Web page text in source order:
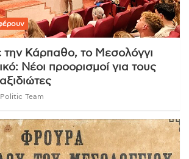
Κάρπαθο, το Μεσολόγγι
Νέοι προορισμοί για τους
Politic Team